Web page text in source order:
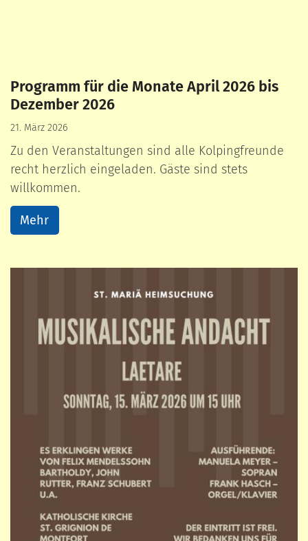
Programm für die Monate April 2026 bis
Dezember 2026
21. März 2026
Zu den Veranstaltungen sind alle Kolpingfreunde
recht herzlich eingeladen. Gäste sind stets
willkommen.
Mehr